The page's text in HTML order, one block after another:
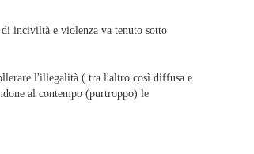
inciviltà e violenza va tenuto sotto
l'illegalità ( tra l'altro così diffusa e
al contempo (purtroppo) le